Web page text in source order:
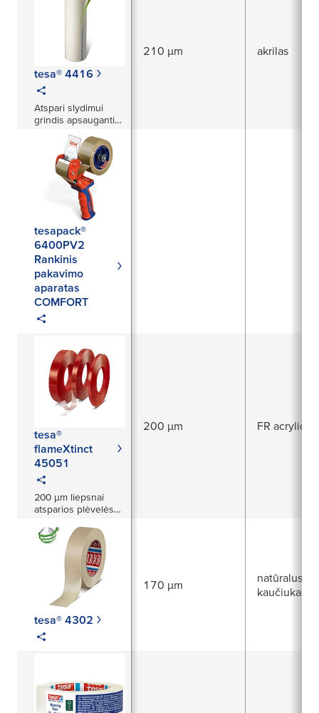
tesa® 4416
Atspari slydimui
grindis apsauganti
210 µm akrilas
tesapack®
6400PV2
Rankinis
pakavimo
aparatas
COMFORT
tesa®
flameXtinct
45051
200 µm liepsnai
atsparios plėvelės
200 µm FR acrylic
tesa® 4302
170 µm
natūralus
kaučiukas